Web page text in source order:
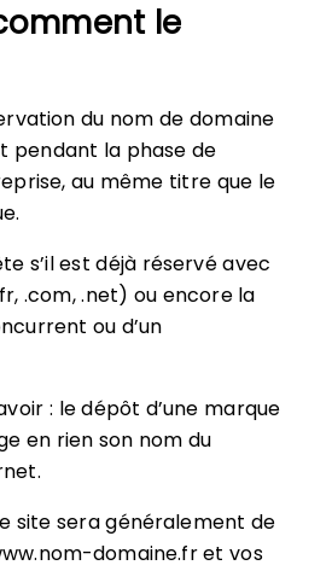
le
du nom de domaine
pendant la phase de
au même titre que le
s’il est déjà réservé avec
.com, .net) ou encore la
ou d’un
: le dépôt d’une marque
en rien son nom du
site sera généralement de
domaine.fr et vos